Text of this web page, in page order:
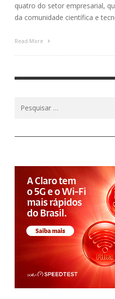
quatro do setor empresarial,
da comunidade científica e
Read More